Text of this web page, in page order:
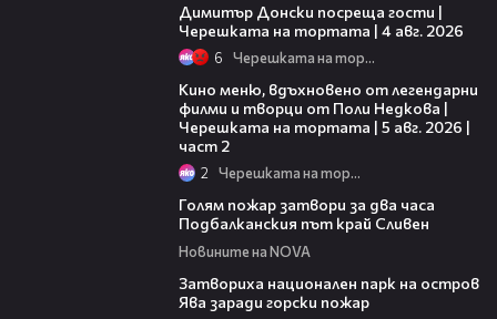
Димитър Донски посреща гости |
Черешката на тортата | 4 авг. 2026
6 Черешката на тортата
Кино меню, вдъхновено от легендарни
филми и творци от Поли Недкова |
Черешката на тортата | 5 авг. 2026 |
част 2
2 Черешката на тортата
Голям пожар затвори за два часа
Подбалканския път край Сливен
Новините на NOVA
Затвориха национален парк на остров
Ява заради горски пожар